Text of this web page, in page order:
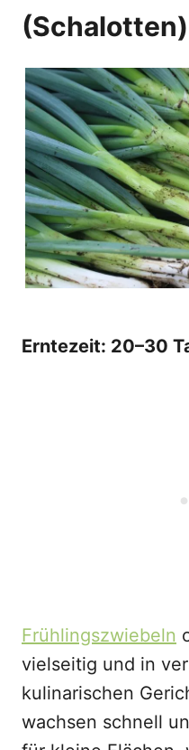
(Schalotten)
Erntezeit: 20–30
Frühlingszwiebeln
vielseitig und in
kulinarischen
wachsen schnell